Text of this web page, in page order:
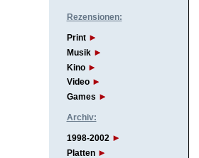
Rezensionen:
Print
Musik
Kino
Video
Games
Archiv:
1998-2002
Platten